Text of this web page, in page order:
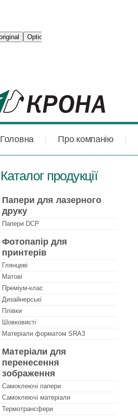
Головна Про компанію
Каталог продукції
Папери для лазерного
друку
Папери DCP
Фотопапір для
принтерів
Глянцеві
Матові
Преміум-клас
Дизайнерські
Плівки
Шовковисті
Матеріали форматом SRA3
Матеріали для
перенесення
зображення
Самоклеючі папери
Самоклеючі матеріали
Термотрансфери